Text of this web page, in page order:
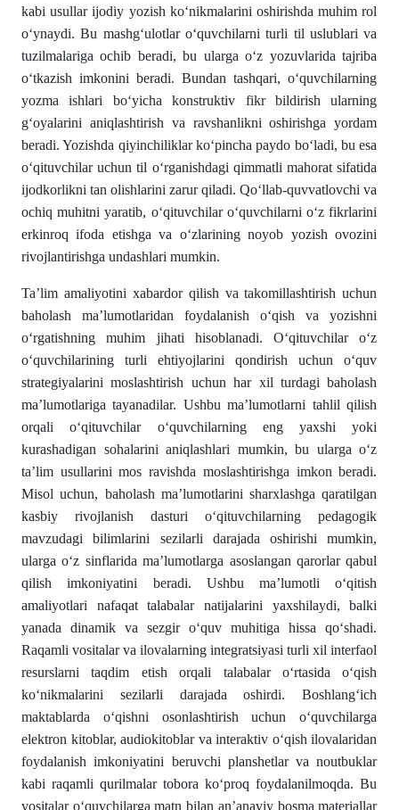
kabi usullar ijodiy yozish koʻnikmalarini oshirishda muhim rol
oʻynaydi. Bu mashgʻulotlar oʻquvchilarni turli til uslublari va
tuzilmalariga ochib beradi, bu ularga oʻz yozuvlarida tajriba
oʻtkazish imkonini beradi. Bundan tashqari, oʻquvchilarning
yozma ishlari boʻyicha konstruktiv fikr bildirish ularning
gʻoyalarini aniqlashtirish va ravshanlikni oshirishga yordam
beradi. Yozishda qiyinchiliklar koʻpincha paydo boʻladi, bu esa
oʻqituvchilar uchun til oʻrganishdagi qimmatli mahorat sifatida
ijodkorlikni tan olishlarini zarur qiladi. Qoʻllab-quvvatlovchi va
ochiq muhitni yaratib, oʻqituvchilar oʻquvchilarni oʻz fikrlarini
erkinroq ifoda etishga va oʻzlarining noyob yozish ovozini
rivojlantirishga undashlari mumkin.
Ta’lim amaliyotini xabardor qilish va takomillashtirish uchun
baholash ma’lumotlaridan foydalanish oʻqish va yozishni
oʻrgatishning muhim jihati hisoblanadi. Oʻqituvchilar oʻz
oʻquvchilarining turli ehtiyojlarini qondirish uchun oʻquv
strategiyalarini moslashtirish uchun har xil turdagi baholash
ma’lumotlariga tayanadilar. Ushbu ma’lumotlarni tahlil qilish
orqali oʻqituvchilar oʻquvchilarning eng yaxshi yoki
kurashadigan sohalarini aniqlashlari mumkin, bu ularga oʻz
ta’lim usullarini mos ravishda moslashtirishga imkon beradi.
Misol uchun, baholash ma’lumotlarini sharxlashga qaratilgan
kasbiy rivojlanish dasturi oʻqituvchilarning pedagogik
mavzudagi bilimlarini sezilarli darajada oshirishi mumkin,
ularga oʻz sinflarida ma’lumotlarga asoslangan qarorlar qabul
qilish imkoniyatini beradi. Ushbu ma’lumotli oʻqitish
amaliyotlari nafaqat talabalar natijalarini yaxshilaydi, balki
yanada dinamik va sezgir oʻquv muhitiga hissa qoʻshadi.
Raqamli vositalar va ilovalarning integratsiyasi turli xil interfaol
resurslarni taqdim etish orqali talabalar oʻrtasida oʻqish
koʻnikmalarini sezilarli darajada oshirdi. Boshlangʻich
maktablarda oʻqishni osonlashtirish uchun oʻquvchilarga
elektron kitoblar, audiokitoblar va interaktiv oʻqish ilovalaridan
foydalanish imkoniyatini beruvchi planshetlar va noutbuklar
kabi raqamli qurilmalar tobora koʻproq foydalanilmoqda. Bu
vositalar oʻquvchilarga matn bilan anʼanaviy bosma materiallar